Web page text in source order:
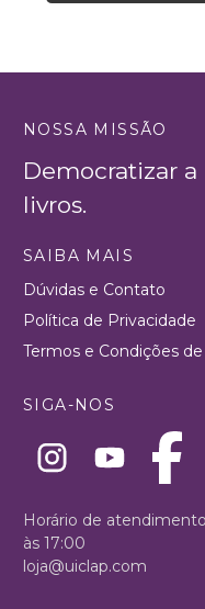
NOSSA MISSÃO
Democratizar
livros.
SAIBA MAIS
Dúvidas e Contato
Política de Privacidade
Termos e Condições de
SIGA-NOS
Horário de
às 17:00
loja@uiclap.com